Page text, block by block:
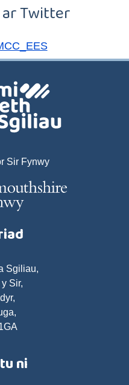
Twitter
Sir Fynwy
Sgiliau,
Sir,
ni